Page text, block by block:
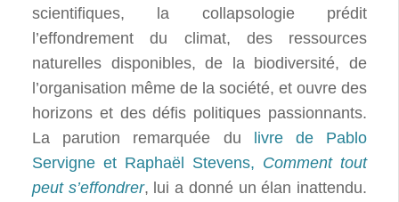
scientifiques, la collapsologie prédit
l’effondrement du climat, des ressources
naturelles disponibles, de la biodiversité, de
l’organisation même de la société, et ouvre des
horizons et des défis politiques passionnants.
La parution remarquée du livre de Pablo
Servigne et Raphaël Stevens, Comment tout
peut s’effondrer, lui a donné un élan inattendu.